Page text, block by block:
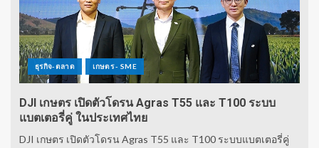
ธุรกิจ-ตลาด เกษตร - SME
DJI เกษตร เปิดตัวโดรน Agras T55 และ T100 ระบบ
แบตเตอรี่คู่ ในประเทศไทย
DJI เกษตร เปิดตัวโดรน Agras T55 และ T100 ระบบแบตเตอรี่คู่